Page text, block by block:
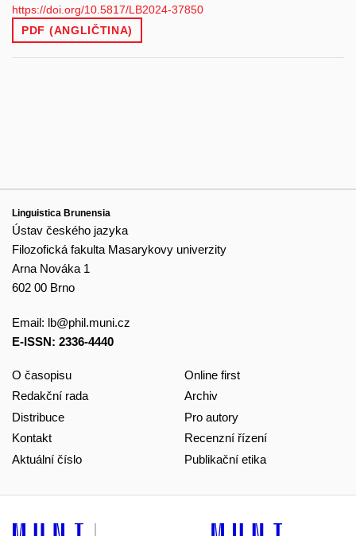
https://doi.org/10.5817/LB2024-37850
PDF (ANGLIČTINA)
Linguistica Brunensia
Ústav českého jazyka
Filozofická fakulta Masarykovy univerzity
Arna Nováka 1
602 00 Brno
Email: lb@phil.muni.cz
E-ISSN: 2336-4440
O časopisu
Redakční rada
Distribuce
Kontakt
Aktuální číslo
Online first
Archiv
Pro autory
Recenzní řízení
Publikační etika